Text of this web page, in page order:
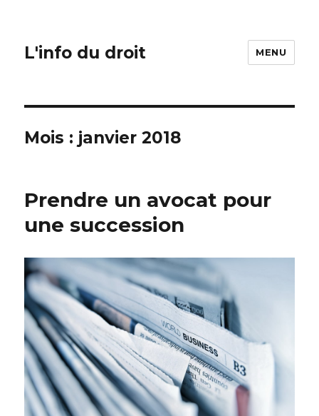
L'info du droit MENU
Mois : janvier 2018
Prendre un avocat pour
une succession